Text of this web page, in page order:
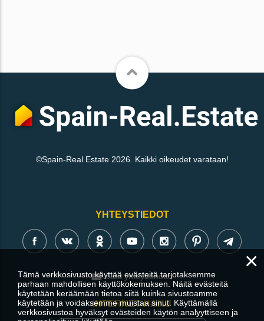
©Spain-Real.Estate 2026. Kaikki oikeudet varataan!
YHTEYSTIEDOT
Jätä yhteydenotto
INTERNET-HAKU
×
Tämä verkkosivusto käyttää evästeitä tarjotaksemme
parhaan mahdollisen käyttökokemuksen. Näitä evästeitä
käytetään keräämään tietoa siitä kuinka sivustoamme
käytetään ja voidaksemme muistaa sinut. Käyttämällä
verkkosivustoa hyväksyt evästeiden käytön analyyttiseen ja